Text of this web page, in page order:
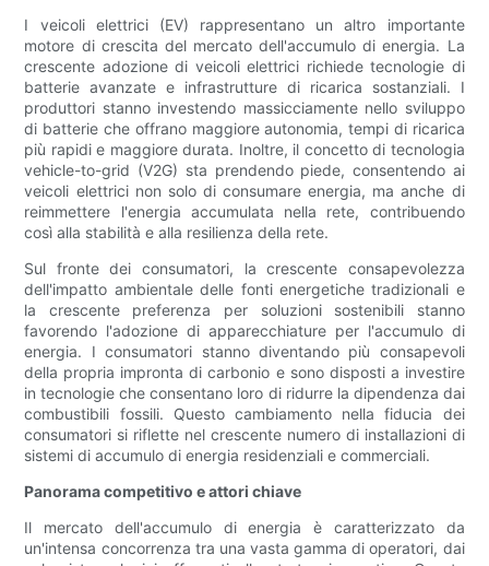
I veicoli elettrici (EV) rappresentano un altro importante
motore di crescita del mercato dell'accumulo di energia. La
crescente adozione di veicoli elettrici richiede tecnologie di
batterie avanzate e infrastrutture di ricarica sostanziali. I
produttori stanno investendo massicciamente nello sviluppo
di batterie che offrano maggiore autonomia, tempi di ricarica
più rapidi e maggiore durata. Inoltre, il concetto di tecnologia
vehicle-to-grid (V2G) sta prendendo piede, consentendo ai
veicoli elettrici non solo di consumare energia, ma anche di
reimmettere l'energia accumulata nella rete, contribuendo
così alla stabilità e alla resilienza della rete.
Sul fronte dei consumatori, la crescente consapevolezza
dell'impatto ambientale delle fonti energetiche tradizionali e
la crescente preferenza per soluzioni sostenibili stanno
favorendo l'adozione di apparecchiature per l'accumulo di
energia. I consumatori stanno diventando più consapevoli
della propria impronta di carbonio e sono disposti a investire
in tecnologie che consentano loro di ridurre la dipendenza dai
combustibili fossili. Questo cambiamento nella fiducia dei
consumatori si riflette nel crescente numero di installazioni di
sistemi di accumulo di energia residenziali e commerciali.
Panorama competitivo e attori chiave
Il mercato dell'accumulo di energia è caratterizzato da
un'intensa concorrenza tra una vasta gamma di operatori, dai